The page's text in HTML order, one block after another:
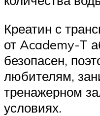
Креатин с
от Academy-T
безопасен,
любителям,
тренажерном
условиях.